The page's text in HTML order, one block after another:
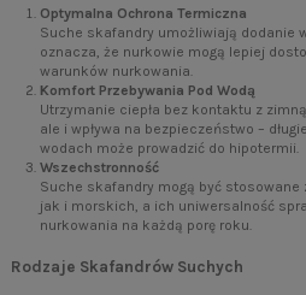
Optymalna Ochrona Termiczna
Suche skafandry umożliwiają dodanie
oznacza, że nurkowie mogą lepiej
warunków nurkowania.
Komfort Przebywania Pod Wodą
Utrzymanie ciepła bez kontaktu z
ale i wpływa na bezpieczeństwo –
wodach może prowadzić do hipotermii.
Wszechstronność
Suche skafandry mogą być stosowane
jak i morskich, a ich uniwersalność
nurkowania na każdą porę roku.
Rodzaje Skafandrów Suchych